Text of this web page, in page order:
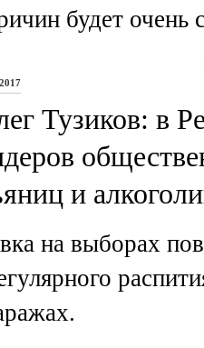
будет очень
Тузиков: в
и
на выборах